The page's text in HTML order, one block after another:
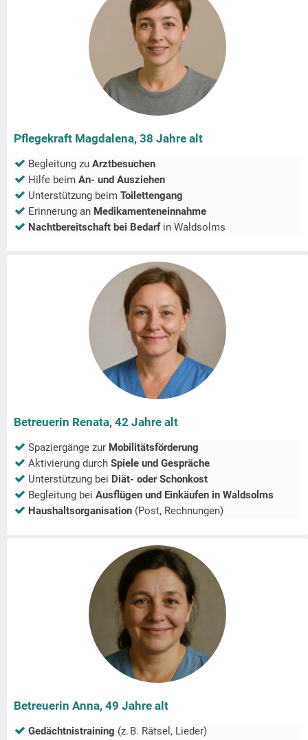
Pflegekraft Magdalena, 38 Jahre alt
Begleitung zu Arztbesuchen
Hilfe beim An- und Ausziehen
Unterstützung beim Toilettengang
Erinnerung an Medikamenteneinnahme
Nachtbereitschaft bei Bedarfin Waldsolms
Betreuerin Renata, 42 Jahre alt
Spaziergänge zur Mobilitätsförderung
Aktivierung durch Spiele und Gespräche
Unterstützung bei Diät- oder Schonkost
Begleitung bei Ausflügen und Einkäufen in Waldsolms
Haushaltsorganisation (Post, Rechnungen)
Betreuerin Anna, 49 Jahre alt
Gedächtnistraining (z. B. Rätsel, Lieder)